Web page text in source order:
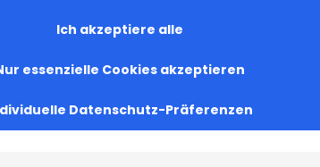
sein, ins Gespräch kommen
Ich akzeptiere alle
essenzielle Cookies akzeptieren
Datenschutz-Präferenzen